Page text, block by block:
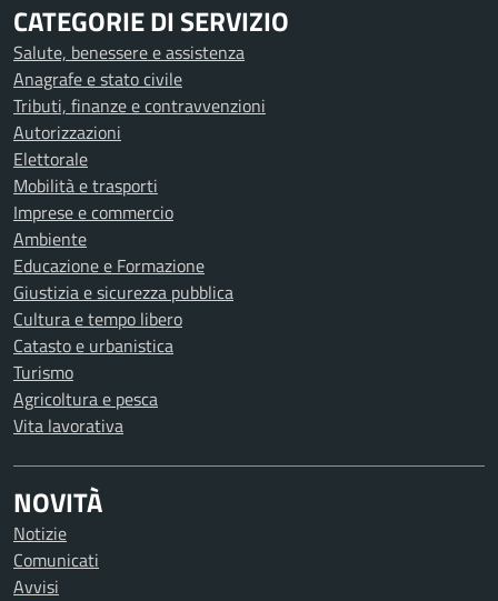
CATEGORIE DI SERVIZIO
Salute, benessere e assistenza
Anagrafe e stato civile
Tributi, finanze e contravvenzioni
Autorizzazioni
Elettorale
Mobilità e trasporti
Imprese e commercio
Ambiente
Educazione e Formazione
Giustizia e sicurezza pubblica
Cultura e tempo libero
Catasto e urbanistica
Turismo
Agricoltura e pesca
Vita lavorativa
NOVITÀ
Notizie
Comunicati
Avvisi